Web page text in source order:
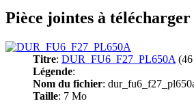
Pièce jointes à télécharger
Titre: DUR_FU6_F27_PL650A
Légende:
Nom du fichier:
Taille: 7 Mo